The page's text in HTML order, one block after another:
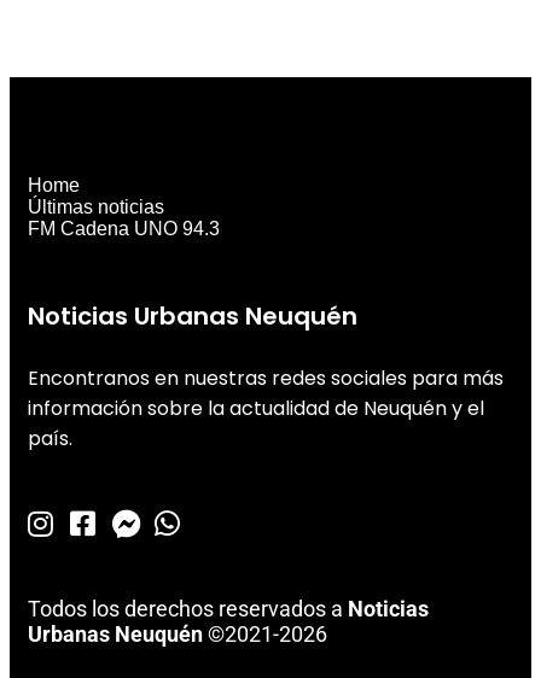
Noticias Urbanas Neuquén
Encontranos en nuestras redes sociales para más
información sobre la actualidad de Neuquén y el
país.
Todos los derechos reservados a Noticias
Urbanas Neuquén©2021-2026
Home
Últimas noticias
FM Cadena UNO 94.3